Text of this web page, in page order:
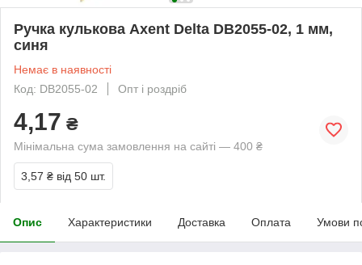
Ручка кулькова Axent Delta DB2055-02, 1 мм,
синя
Немає в наявності
Код: DB2055-02
Опт і роздріб
4,17 ₴
Мінімальна сума замовлення на сайті — 400 ₴
3,57 ₴ від 50 шт.
Опис Характеристики Доставка Оплата Умови